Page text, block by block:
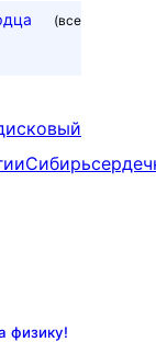
(все
Сибирь
физику!